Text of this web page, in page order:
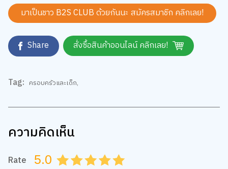
มาเป็นชาว B2S CLUB ด้วยกันนะ สมัครสมาชิก คลิกเลย!
Share สั่งซื้อสินค้าออนไลน์ คลิกเลย!
Tag: ครอบครัวและเด็ก,
ความคิดเห็น
Rate 5.0 4.5
4.0
3.5
3.0
2.5
2.0
1.5
1.0
0.5